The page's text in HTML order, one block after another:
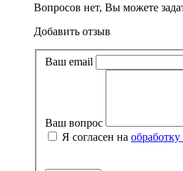
Вопросов нет, Вы можете
Добавить отзыв
Ваш email
Ваш вопрос
Я согласен на